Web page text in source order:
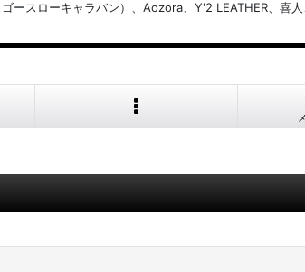
スローキャラバン）、Aozora、Y'2 LEATHER、喜人